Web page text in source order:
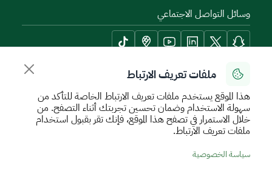
ملفات تعريف الارتباط
هذا الموقع يستخدم ملفات تعريف الارتباط الخاصة للتأكد من
سهولة الاستخدام وضمان تحسين تجربتك أثناء التصفح. من
خلال الاستمرار في تصفح هذا الموقع، فإنك تقر بقبول استخدام
ملفات تعريف الارتباط.
سياسة الخصوصية
وسائل التواصل الاجتماعي
أدوات الإتاحة وامكانية الوصول
سياسة الإستخدام الآمن